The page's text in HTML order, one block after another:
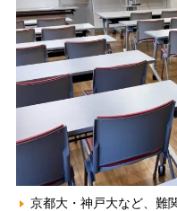
京都大・神戸大など、難